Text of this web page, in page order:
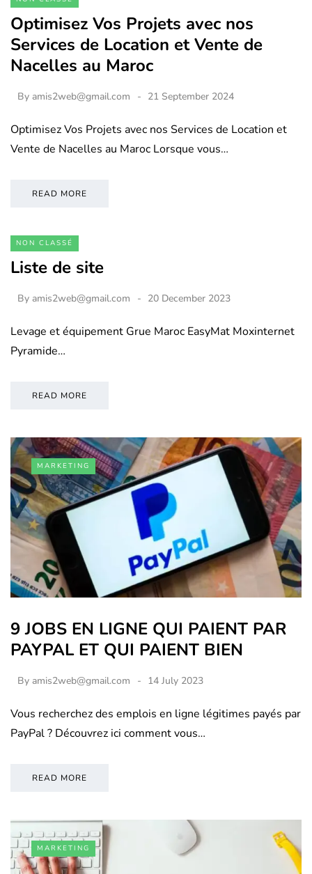
Optimisez Vos Projets avec nos
Services de Location et Vente de
Nacelles au Maroc
By amis2web@gmail.com 21 September 2024
Optimisez Vos Projets avec nos Services de Location et
Vente de Nacelles au Maroc Lorsque vous…
READ MORE
NON CLASSÉ
Liste de site
By amis2web@gmail.com 20 December 2023
Levage et équipement Grue Maroc EasyMat Moxinternet
Pyramide…
READ MORE
MARKETING
9 JOBS EN LIGNE QUI PAIENT PAR
PAYPAL ET QUI PAIENT BIEN
By amis2web@gmail.com 14 July 2023
Vous recherchez des emplois en ligne légitimes payés par
PayPal ? Découvrez ici comment vous…
READ MORE
MARKETING